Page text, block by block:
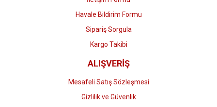
Gönder
Havale Bildirim Formu
Sipariş Sorgula
Kargo Takibi
ALIŞVERİŞ
Mesafeli Satış Sözleşmesi
Gizlilik ve Güvenlik